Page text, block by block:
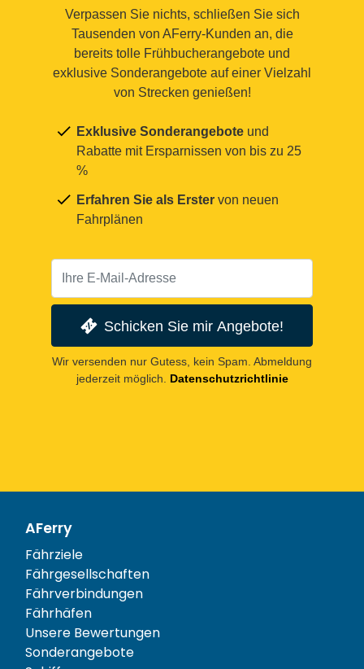
Verpassen Sie nichts, schließen Sie sich
Tausenden von AFerry-Kunden an, die
bereits tolle Frühbucherangebote und
exklusive Sonderangebote auf einer Vielzahl
von Strecken genießen!
Exklusive Sonderangebote und
Rabatte mit Ersparnissen von bis zu 25
%
Erfahren Sie als Erster von neuen
Fahrplänen
Schicken Sie mir Angebote!
Wir versenden nur Gutess, kein Spam. Abmeldung
jederzeit möglich.
Datenschutzrichtlinie
AFerry
Fährziele
Fährgesellschaften
Fährverbindungen
Fährhäfen
Unsere Bewertungen
Sonderangebote